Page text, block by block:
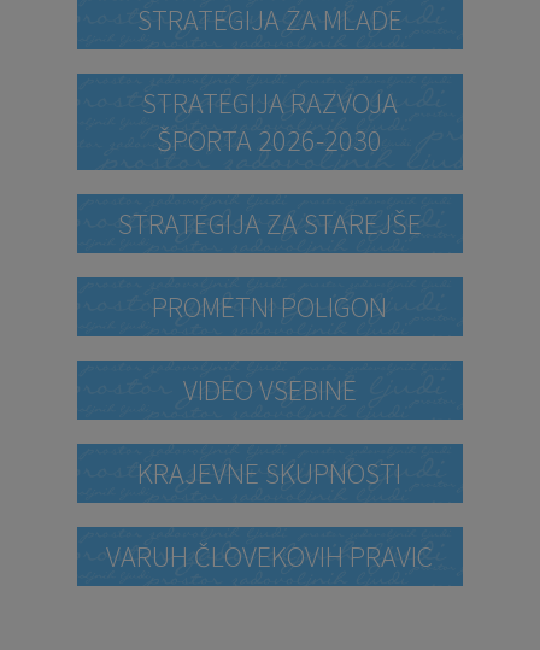
STRATEGIJA ZA MLADE
STRATEGIJA RAZVOJA
ŠPORTA 2026-2030
STRATEGIJA ZA STAREJŠE
PROMETNI POLIGON
VIDEO VSEBINE
KRAJEVNE SKUPNOSTI
VARUH ČLOVEKOVIH PRAVIC